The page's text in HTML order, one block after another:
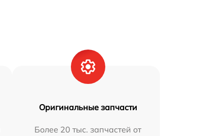
Оригинальные запчасти
Более 20 тыс. запчастей от